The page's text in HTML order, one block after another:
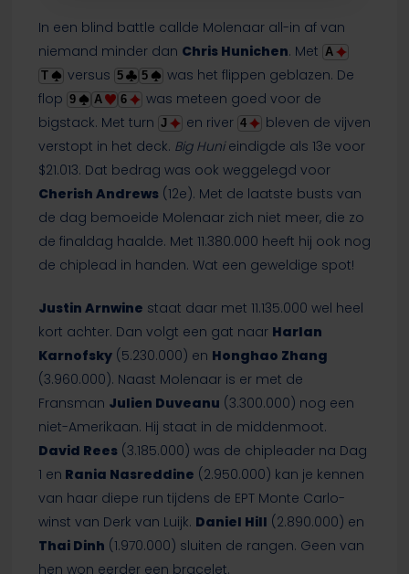
In een blind battle callde Molenaar all-in af van
niemand minder dan Chris Hunichen. Met A
T
versus 5 5
was het flippen geblazen. De
flop 9 A 6
was meteen goed voor de
bigstack. Met turn J en river 4
bleven de vijven
verstopt in het deck. Big Hunieindigde als 13e voor
$21.013. Dat bedrag was ook weggelegd voor
Cherish Andrews(12e). Met de laatste busts van
de dag bemoeide Molenaar zich niet meer, die zo
de finaldag haalde. Met 11.380.000 heeft hij ook nog
de chiplead in handen. Wat een geweldige spot!
Justin Arnwine staat daar met 11.135.000 wel heel
kort achter. Dan volgt een gat naar Harlan
Karnofsky(5.230.000) en Honghao Zhang
(3.960.000). Naast Molenaar is er met de
Fransman Julien Duveanu (3.300.000) nog een
niet-Amerikaan. Hij staat in de middenmoot.
David Rees(3.185.000) was de chipleader na Dag
1 en Rania Nasreddine (2.950.000) kan je kennen
van haar diepe run tijdens de EPT Monte Carlo-
winst van Derk van Luijk. Daniel Hill (2.890.000) en
Thai Dinh (1.970.000) sluiten de rangen. Geen van
hen won eerder een bracelet.